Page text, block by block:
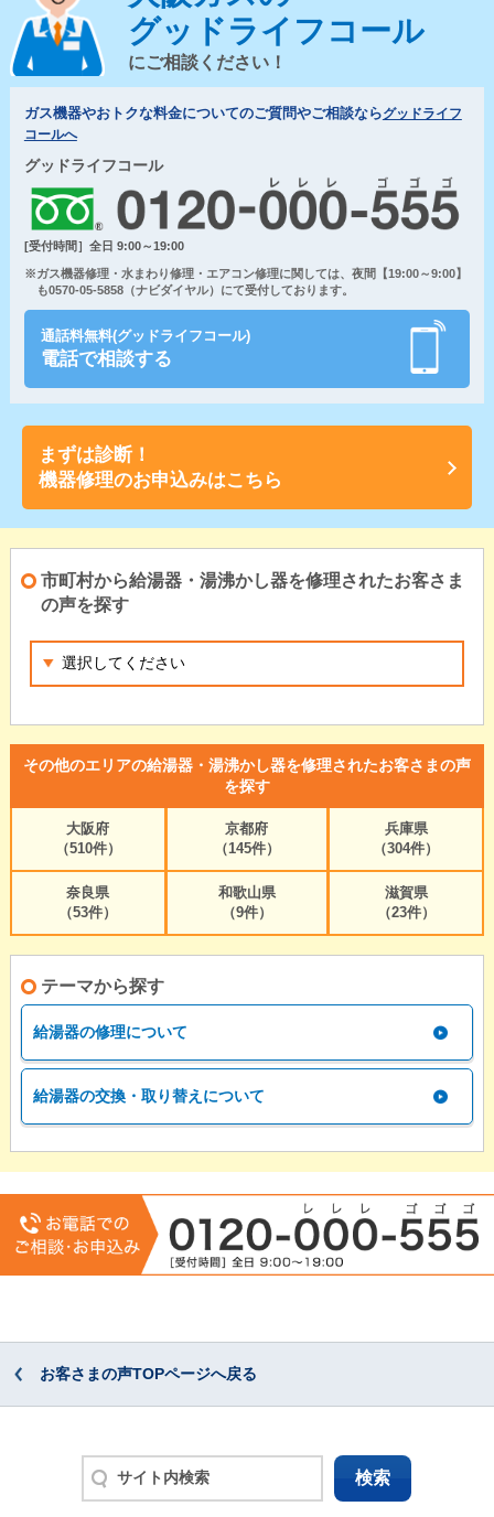
グッドライフコール
にご相談ください！
ガス機器やおトクな料金についてのご質問やご相談ならグッドライフ
コールへ
グッドライフコール
[受付時間］全日 9:00～19:00
※ガス機器修理・水まわり修理・エアコン修理に関しては、夜間【19:00～9:00】
も0570-05-5858（ナビダイヤル）にて受付しております。
通話料無料(グッドライフコール)
電話で相談する
まずは診断！
機器修理のお申込みはこちら
市町村から給湯器・湯沸かし器を修理されたお客さま
の声を探す
その他のエリアの給湯器・湯沸かし器を修理されたお客さまの声
を探す
大阪府
（510件）
京都府
（145件）
兵庫県
（304件）
奈良県
（53件）
和歌山県
（9件）
滋賀県
（23件）
テーマから探す
給湯器の修理について
給湯器の交換・取り替えについて
お客さまの声TOPページへ戻る